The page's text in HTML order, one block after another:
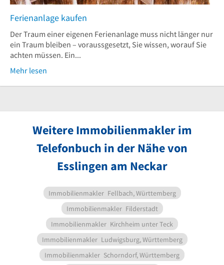
Ferienanlage kaufen
Der Traum einer eigenen Ferienanlage muss nicht länger nur
ein Traum bleiben – voraussgesetzt, Sie wissen, worauf Sie
achten müssen. Ein...
Mehr lesen
Weitere Immobilienmakler im
Telefonbuch in der Nähe von
Esslingen am Neckar
Immobilienmakler Fellbach, Württemberg
Immobilienmakler Filderstadt
Immobilienmakler Kirchheim unter Teck
Immobilienmakler Ludwigsburg, Württemberg
Immobilienmakler Schorndorf, Württemberg